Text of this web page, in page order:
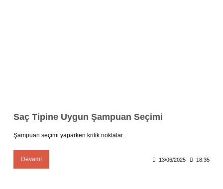
Saç Tipine Uygun Şampuan Seçimi
Şampuan seçimi yaparken kritik noktalar...
Devamı 13/06/2025 18:35